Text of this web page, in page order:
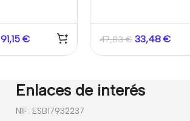
91,15 € 47,83€ 33,48 €
Enlaces de interés
NIF: ESB17932237